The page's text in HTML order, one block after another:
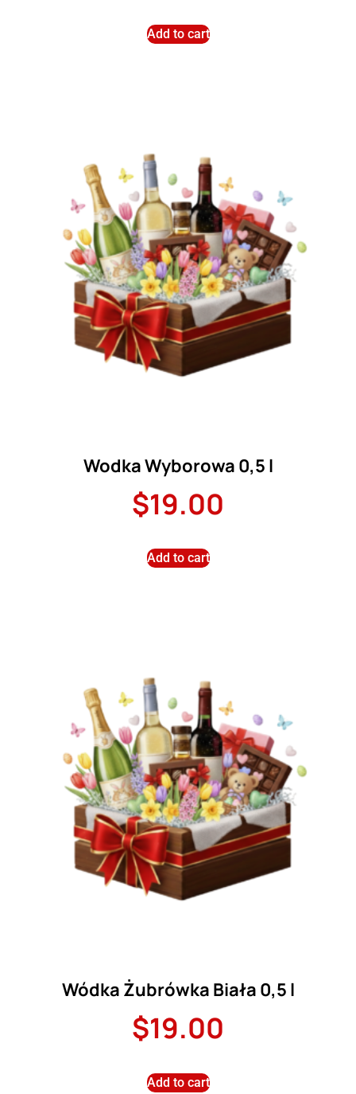
Add to cart
Wodka Wyborowa 0,5 l
$19.00
Add to cart
Wódka Żubrówka Biała 0,5 l
$19.00
Add to cart